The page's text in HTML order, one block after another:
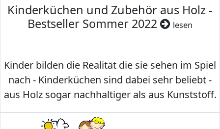
Kinderküchen und Zubehör aus Holz -
Bestseller Sommer 2022
lesen
Kinder bilden die Realität die sie sehen im Spiel
nach - Kinderküchen sind dabei sehr beliebt -
aus Holz sogar nachhaltiger als aus Kunststoff.